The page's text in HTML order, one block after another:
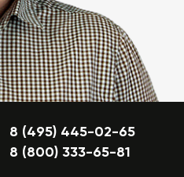
8 (495) 445-02-65
8 (800) 333-65-81